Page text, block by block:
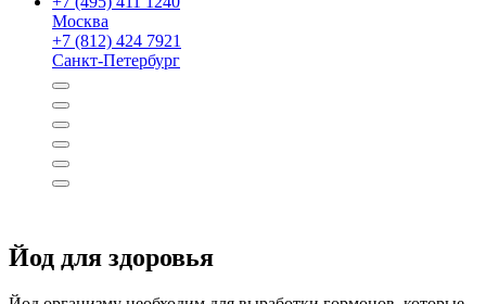
Москва
+7 (812) 424 7921
Санкт-Петербург
Йод для здоровья